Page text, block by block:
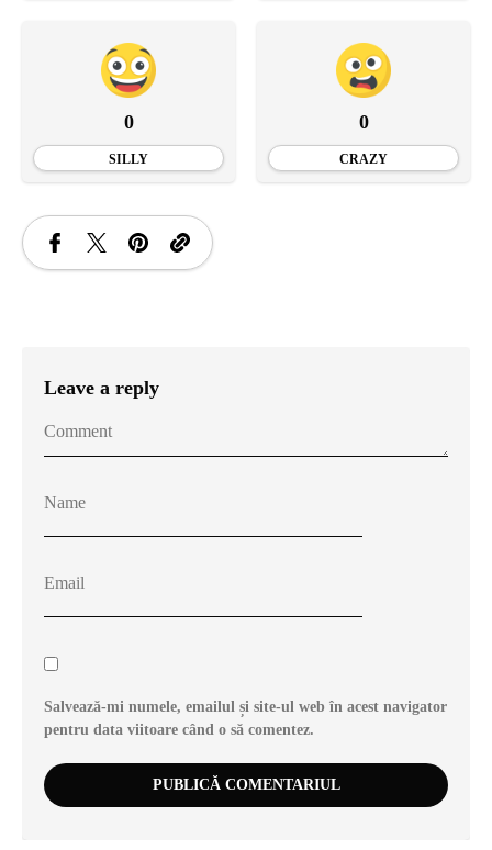
0
SILLY
0
CRAZY
Leave a reply
Salvează-mi numele, emailul și site-ul web în acest navigator
pentru data viitoare când o să comentez.